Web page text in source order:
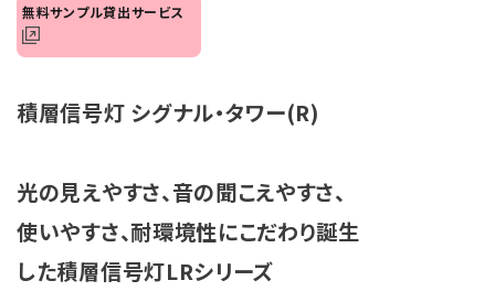
無料サンプル貸出サービス
積層信号灯 シグナル・タワー(R)
光の見えやすさ、音の聞こえやすさ、
使いやすさ、耐環境性にこだわり誕生
した積層信号灯LRシリーズ